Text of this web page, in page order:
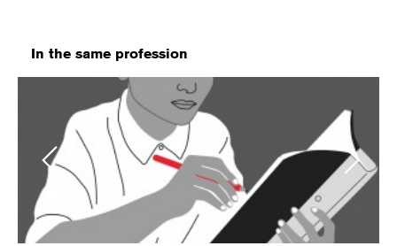
In the same profession
Previous Next